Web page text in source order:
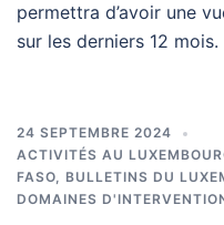
permettra d’avoir une
sur les derniers 12 mois.
24 SEPTEMBRE 2024
ACTIVITÉS AU
FASO, BULLETINS DU
DOMAINES